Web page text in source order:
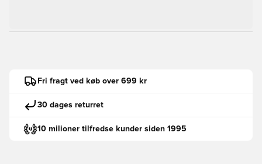
Fri fragt ved køb over 699 kr
30 dages returret
10 milioner tilfredse kunder siden 1995